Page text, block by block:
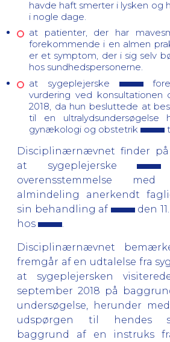
havde haft smerter i lysken og
i nogle dage.
at patienter, der har
forekommende i en almen
er et symptom, der i sig selv
hos sundhedspersonerne.
at sygeplejerske
vurdering ved konsultationen
2018, da hun besluttede at
til en
gynækologi og obstetrik
Disciplinærnævnet finder på
at sygeplejerske
overensstemmelse
almindeling anerkendt
sin behandling af
den
hos
Disciplinærnævnet
fremgår af en udtalelse fra
at sygeplejersken
september 2018 på
undersøgelse, herunder
udspørgen til hendes
baggrund af en instruks